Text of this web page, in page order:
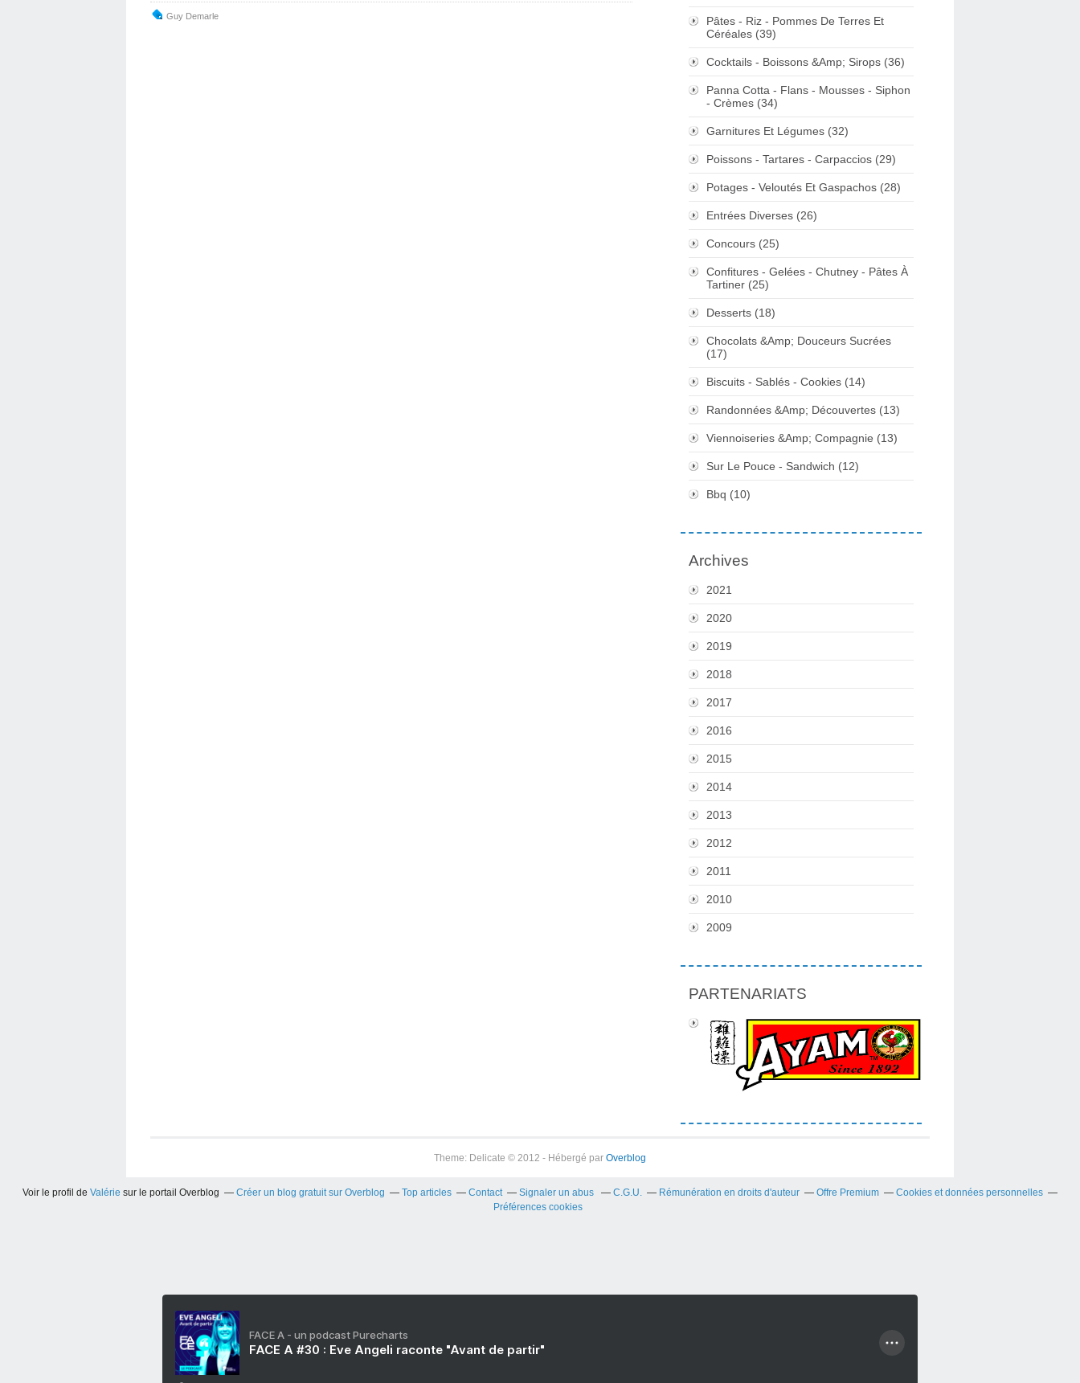
Guy Demarle
Pâtes - Riz - Pommes De Terres Et
Céréales (39)
Cocktails - Boissons &Amp; Sirops (36)
Panna Cotta - Flans - Mousses - Siphon
- Crèmes (34)
Garnitures Et Légumes (32)
Poissons - Tartares - Carpaccios (29)
Potages - Veloutés Et Gaspachos (28)
Entrées Diverses (26)
Concours (25)
Confitures - Gelées - Chutney - Pâtes À
Tartiner (25)
Desserts (18)
Chocolats &Amp; Douceurs Sucrées
(17)
Biscuits - Sablés - Cookies (14)
Randonnées &Amp; Découvertes (13)
Viennoiseries &Amp; Compagnie (13)
Sur Le Pouce - Sandwich (12)
Bbq (10)
Archives
2021
2020
2019
2018
2017
2016
2015
2014
2013
2012
2011
2010
2009
PARTENARIATS
Theme: Delicate © 2012 - Hébergé par Overblog
Voir le profil de Valérie sur le portail Overblog Créer un blog gratuit sur Overblog Top articles Contact Signaler un abus C.G.U. Rémunération en droits d'auteur Offre Premium
Cookies et données personnelles
Préférences cookies
FACE A - un podcast Purecharts
FACE A #30 : Eve Angeli raconte "Avant de partir"